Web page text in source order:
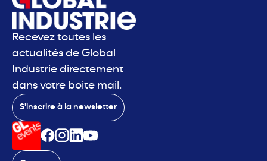
Recevez toutes les
actualités de Global
Industrie directement
dans votre boite mail.
S'inscrire à la newsletter